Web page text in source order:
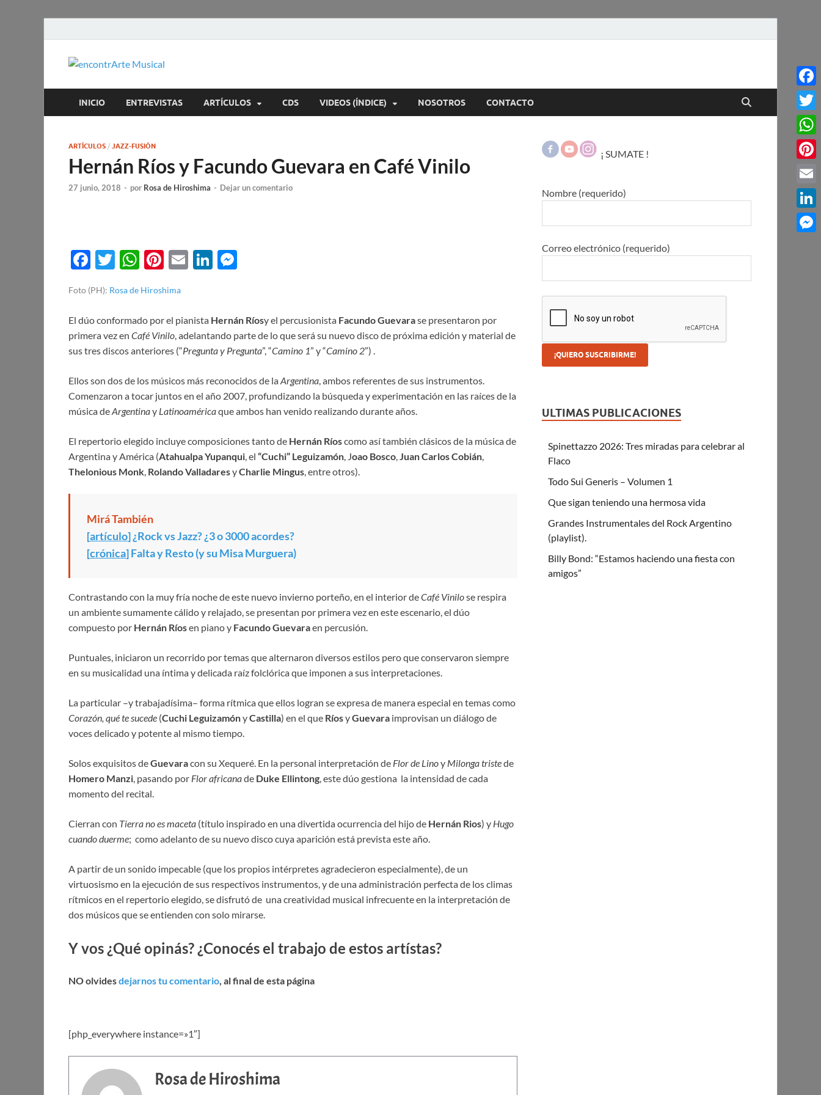
encontrArte Musical
INICIO ENTREVISTAS ARTÍCULOS CDS VIDEOS (ÍNDICE) NOSOTROS CONTACTO
ARTÍCULOS / JAZZ-FUSIÓN
Hernán Ríos y Facundo Guevara en Café Vinilo
27 junio, 2018 - por Rosa de Hiroshima - Dejar un comentario
F
e
b
o
o
k
T
itt
er
W
at
s
A
p
p
Pi
er
es
t
E
Li
e
dI
n
n
g
er
Foto (PH): Rosa de Hiroshima
El dúo conformado por el pianista Hernán Ríosy el percusionista Facundo Guevarase presentaron por
primera vez en Café Vinilo, adelantando parte de lo que será su nuevo disco de próxima edición y material de
sus tres discos anteriores (“Pregunta y Pregunta”, “Camino 1” y “Camino 2”) .
Ellos son dos de los músicos más reconocidos de laArgentina, ambos referentes de sus instrumentos.
Comenzaron a tocar juntos en el año 2007, profundizando la búsqueda y experimentación en las raíces de la
música deArgentinay Latinoaméricaque ambos han venido realizando durante años.
El repertorio elegido incluye composiciones tanto de Hernán Ríoscomo así también clásicos de la música de
Argentina y América (Atahualpa Yupanqui, el “Cuchi” Leguizamón, Joao Bosco,Juan Carlos Cobián,
Thelonious Monk, Rolando ValladaresyCharlie Mingus, entre otros).
Mirá También
[artículo]¿Rock vs Jazz? ¿3 o 3000 acordes?
[crónica]Falta y Resto (y su Misa Murguera)
Contrastando con la muy fría noche de este nuevo invierno porteño, en el interior deCafé Vinilose respira
un ambiente sumamente cálido y relajado, se presentan por primera vez en este escenario, el dúo
compuesto por Hernán Ríosen piano y Facundo Guevaraen percusión.
Puntuales, iniciaron un recorrido por temas que alternaron diversos estilos pero que conservaron siempre
en su musicalidad una íntima y delicada raíz folclórica que imponen a sus interpretaciones.
La particular –y trabajadísima– forma rítmica que ellos logran se expresa de manera especial en temas como
Corazón, qué te sucede (Cuchi LeguizamónyCastilla) en el que RíosyGuevara improvisan un diálogo de
voces delicado y potente al mismo tiempo.
Solos exquisitos deGuevaracon su Xequeré. En la personal interpretación de Flor de Linoy Milonga tristede
Homero Manzi, pasando por Flor africanade Duke Ellintong, este dúo gestiona la intensidad de cada
momento del recital.
Cierran con Tierra no es maceta (título inspirado en una divertida ocurrencia del hijo de Hernán Rios) y Hugo
cuando duerme; como adelanto de su nuevo disco cuya aparición está prevista este año.
A partir de un sonido impecable (que los propios intérpretes agradecieron especialmente), de un
virtuosismo en la ejecución de sus respectivos instrumentos, y de una administración perfecta de los climas
rítmicos en el repertorio elegido, se disfrutó de una creatividad musical infrecuente en la interpretación de
dos músicos que se entienden con solo mirarse.
Y vos ¿Qué opinás? ¿Conocés el trabajo de estos artístas?
NO olvidesdejarnos tu comentario, al final de esta página
[php_everywhere instance=»1″]
Rosa de Hiroshima
¡ SUMATE !
Nombre (requerido)
Correo electrónico (requerido)
ULTIMAS PUBLICACIONES
Spinettazzo 2026: Tres miradas para celebrar al
Flaco
Todo Sui Generis – Volumen 1
Que sigan teniendo una hermosa vida
Grandes Instrumentales del Rock Argentino
(playlist).
Billy Bond: “Estamos haciendo una fiesta con
amigos”
Email